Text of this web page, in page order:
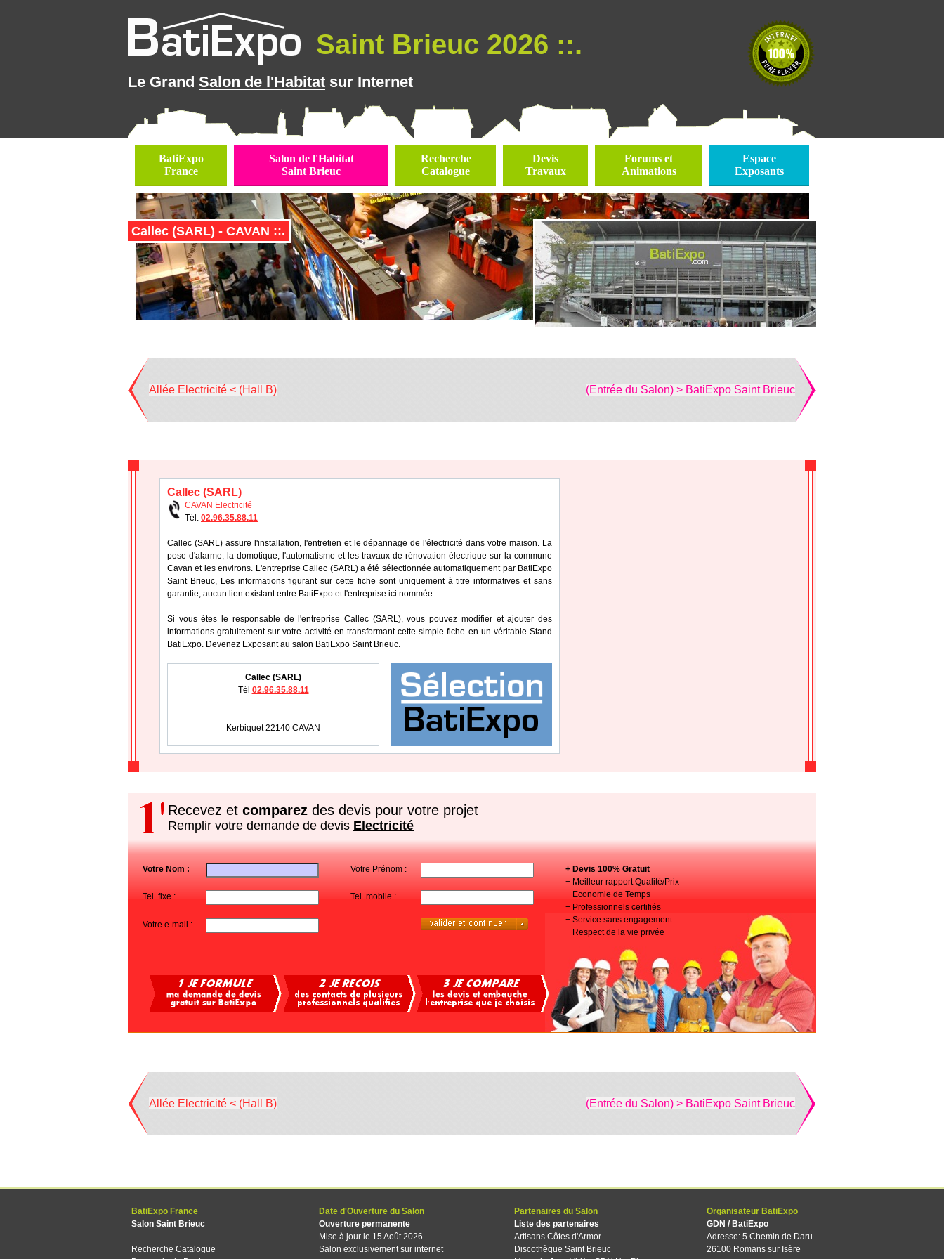
Saint Brieuc 2026 ::.
Le Grand Salon de l'Habitat sur Internet
BatiExpo
France
Salon de l'Habitat
Saint Brieuc
Recherche
Catalogue
Devis
Travaux
Forums et
Animations
Espace
Exposants
Callec (SARL) - CAVAN ::.
Allée Electricité < (Hall B) (Entrée du Salon) > BatiExpo Saint Brieuc
Callec (SARL)
CAVAN Electricité
Tél. 02.96.35.88.11
Callec (SARL) assure l'installation, l'entretien et le dépannage de l'électricité dans votre maison. La
pose d'alarme, la domotique, l'automatisme et les travaux de rénovation électrique sur la commune
Cavan et les environs. L'entreprise Callec (SARL) a été sélectionnée automatiquement par BatiExpo
Saint Brieuc, Les informations figurant sur cette fiche sont uniquement à titre informatives et sans
garantie, aucun lien existant entre BatiExpo et l'entreprise ici nommée.
Si vous étes le responsable de l'entreprise Callec (SARL), vous pouvez modifier et ajouter des
informations gratuitement sur votre activité en transformant cette simple fiche en un véritable Stand
BatiExpo. Devenez Exposant au salon BatiExpo Saint Brieuc.
Callec (SARL)
Tél 02.96.35.88.11
Kerbiquet 22140 CAVAN
Recevez et comparez des devis pour votre projet
Remplir votre demande de devis Electricité
Votre Nom : Votre Prénom :
+ Devis 100% Gratuit
+ Meilleur rapport Qualité/Prix
+ Economie de Temps
+ Professionnels certifiés
+ Service sans engagement
+ Respect de la vie privée
Tel. fixe : Tel. mobile :
Votre e-mail :
Allée Electricité < (Hall B) (Entrée du Salon) > BatiExpo Saint Brieuc
BatiExpo France
Salon Saint Brieuc
Recherche Catalogue
Date d'Ouverture du Salon
Ouverture permanente
Mise à jour le 15 Août 2026
Salon exclusivement sur internet
Partenaires du Salon
Liste des partenaires
Artisans Côtes d'Armor
Discothèque Saint Brieuc
Organisateur BatiExpo
GDN / BatiExpo
Adresse: 5 Chemin de Daru
26100 Romans sur Isère